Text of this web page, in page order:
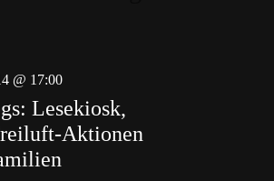
@ 17:00
Lesekiosk,
Aktionen